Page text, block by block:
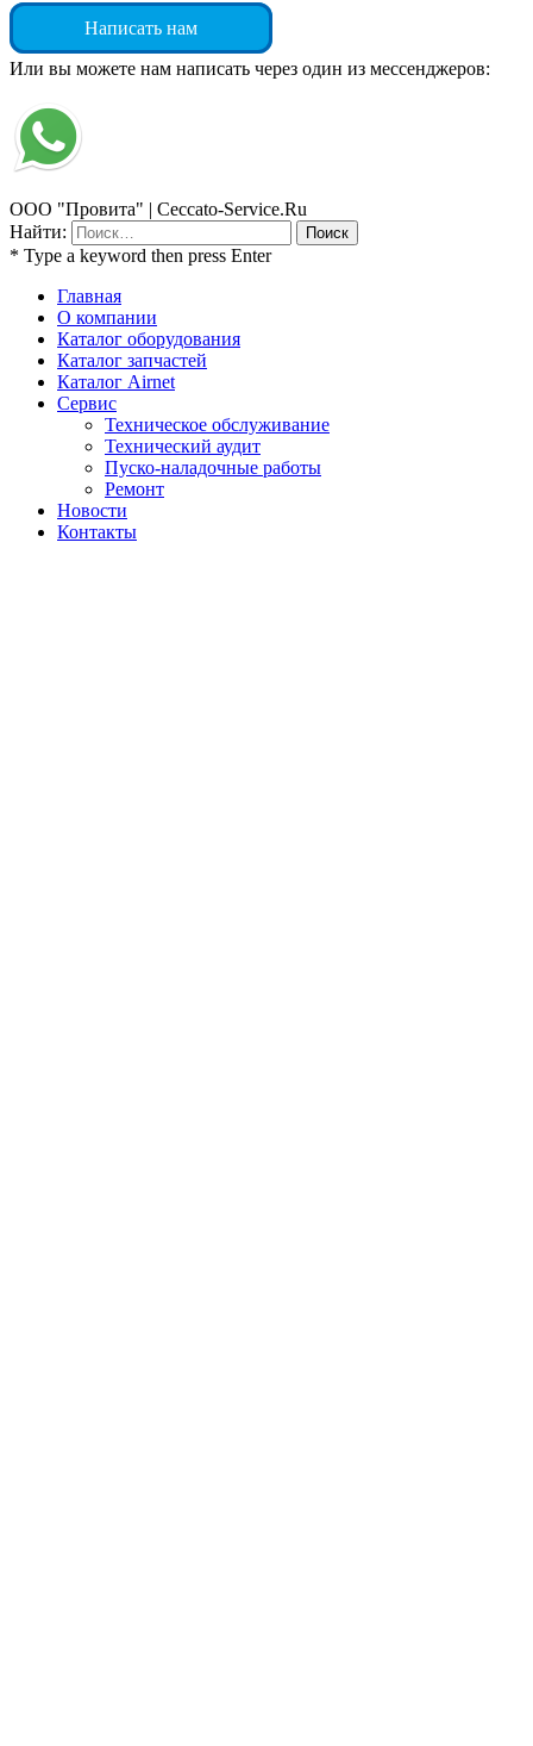
Написать нам
Или вы можете нам написать через один из мессенджеров:
ООО "Провита" | Ceccato-Service.Ru
Найти:
* Type a keyword then press Enter
Главная
О компании
Каталог оборудования
Каталог запчастей
Каталог Airnet
Сервис
Техническое обслуживание
Технический аудит
Пуско-наладочные работы
Ремонт
Новости
Контакты